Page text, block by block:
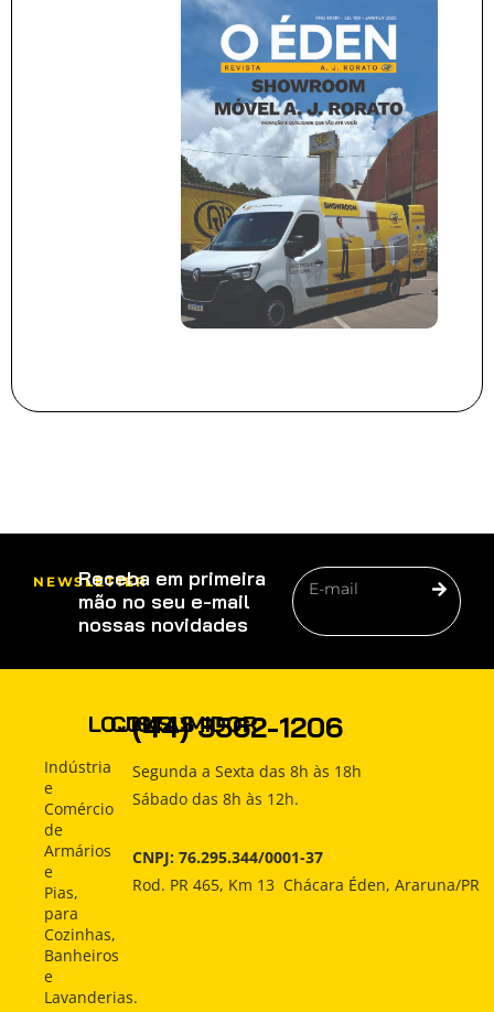
NEWSLETTER
Receba em primeira
mão no seu e-mail
nossas novidades
Indústria
e
Comércio
de
Armários
e
Pias,
para
Cozinhas,
Banheiros
e
Lavanderias.
LOJISTAS
Produtos
Como
Indústria
Notícias
CONSUMIDOR
Produtos
Como
Indústria
Notícias
PRODUTOS
COMO
COMPRAR
ATENDIMENTO
(44) 3562-1206
Segunda a Sexta das 8h às 18h
Sábado das 8h às 12h.
CNPJ: 76.295.344/0001-37
Rod. PR 465, Km 13 Chácara Éden, Araruna/PR